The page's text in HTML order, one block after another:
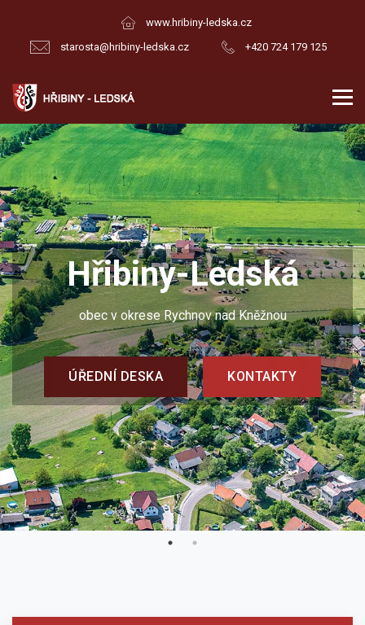
www.hribiny-ledska.cz
starosta@hribiny-ledska.cz
+420 724 179 125
Hřibiny-Ledská
obec v okrese Rychnov nad Kněžnou
ÚŘEDNÍ DESKA KONTAKTY